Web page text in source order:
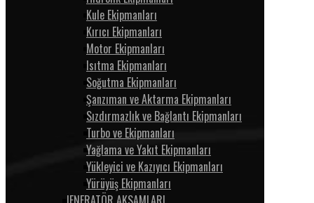
Kule Ekipmanları
Kırıcı Ekipmanları
Motor Ekipmanları
Isıtma Ekipmanları
Soğutma Ekipmanları
Şanzıman ve Aktarma Ekipmanları
Sızdırmazlık ve Bağlantı Ekipmanları
Turbo ve Ekipmanları
Yağlama ve Yakıt Ekipmanları
Yükleyici ve Kazıyıcı Ekipmanları
Yürüyüş Ekipmanları